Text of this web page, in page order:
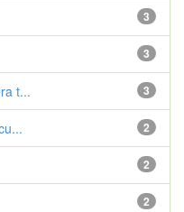
3
3
3
t...
2
2
2